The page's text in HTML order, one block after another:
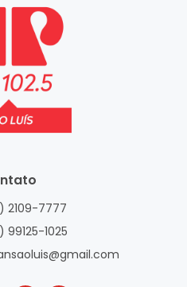
2109-7777
99125-1025